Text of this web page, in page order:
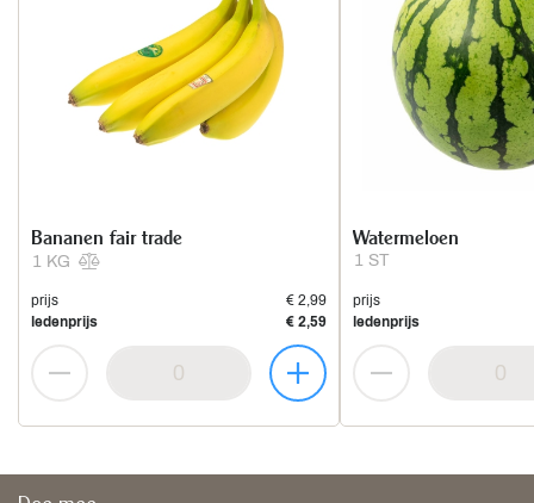
1 KG
Bananen fair trade
prijs
€ 2,99
ledenprijs
€ 2,59
1 ST
Watermeloen
prijs
ledenprijs